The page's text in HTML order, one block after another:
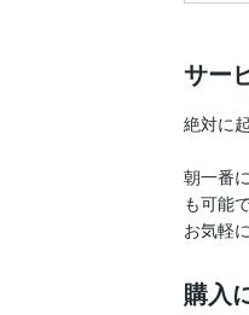
サー
絶対に
朝一番
も可能
お気軽
購入